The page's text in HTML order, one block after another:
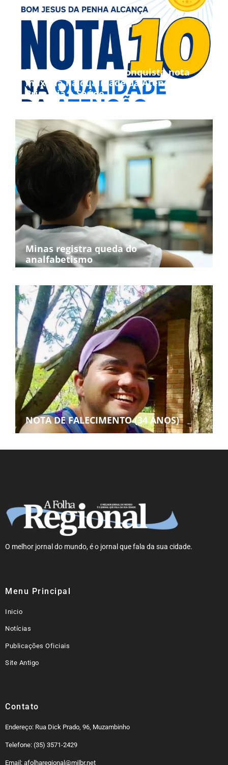
Bom Jesus da Penha conquista nota
máxima na qualidade da Atenção
Primária à Saúde
Minas registra queda do
analfabetismo
NOTA DE FALECIMENTO (34 ANOS)
O melhor jornal do mundo, é o jornal que fala da sua cidade.
Menu Principal
Inicio
Notícias
Publicações Oficiais
Site Antigo
Contato
Endereço: Rua Dick Prado, 96, Muzambinho
Telefone: (35) 3571-2429
Email: afolharegional@milbr.net